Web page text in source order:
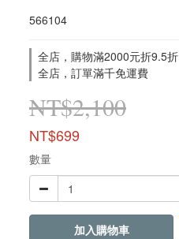
566104
全店，購物滿2000元折9.5折
全店，訂單滿千免運費
NT$2,100
NT$699
數量
加入購物車